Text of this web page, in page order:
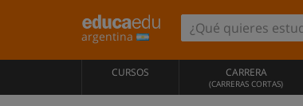
argentina
CURSOS CARRERA
(CARRERAS CORTAS)